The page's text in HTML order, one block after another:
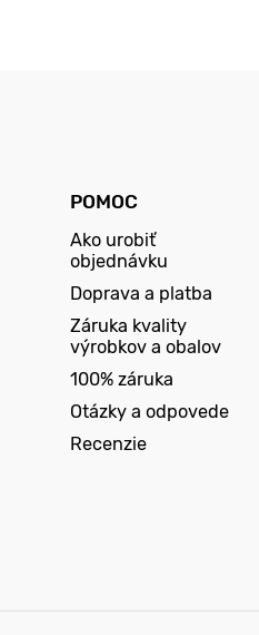
POMOC
Ako urobiť
objednávku
Doprava a platba
Záruka kvality
výrobkov a obalov
100% záruka
Otázky a odpovede
Recenzie